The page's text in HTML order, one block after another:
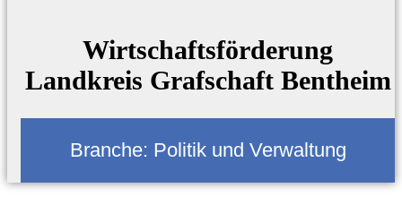
Wirtschaftsförderung
Landkreis Grafschaft Bentheim
Branche: Politik und Verwaltung